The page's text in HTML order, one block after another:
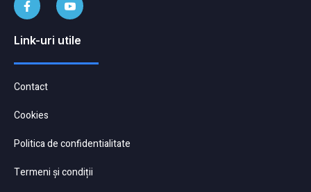
Link-uri utile
Contact
Cookies
Politica de confidentialitate
Termeni și condiții